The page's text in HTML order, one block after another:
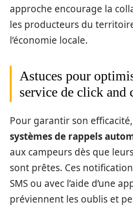
approche encourage la
les producteurs du
l’économie locale.
Astuces pour
service de click and
Pour garantir son
systèmes de rappels
aux campeurs dès que
sont prêtes. Ces
SMS ou avec l’aide d’une
préviennent les oublis et